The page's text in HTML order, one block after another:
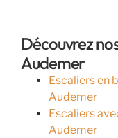
Découvrez
Audemer
Escaliers en
Audemer
Escaliers
Audemer